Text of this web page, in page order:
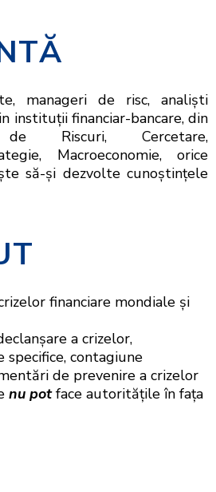
manageri de risc, analiști
instituții financiar-bancare, din
de Riscuri, Cercetare,
Macroeconomie, orice
să-și dezvolte cunoștințele
financiare mondiale și
a crizelor,
contagiune
de prevenire a crizelor
nu potface autoritățile în fața